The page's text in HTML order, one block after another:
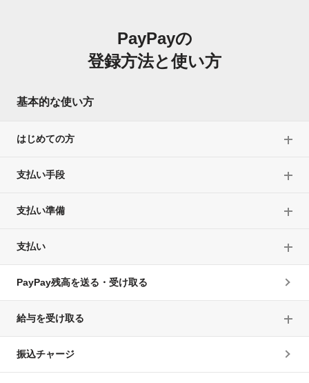
PayPayの
登録方法と使い方
基本的な使い方
はじめての方
支払い手段
支払い準備
支払い
PayPay残高を送る・受け取る
給与を受け取る
振込チャージ